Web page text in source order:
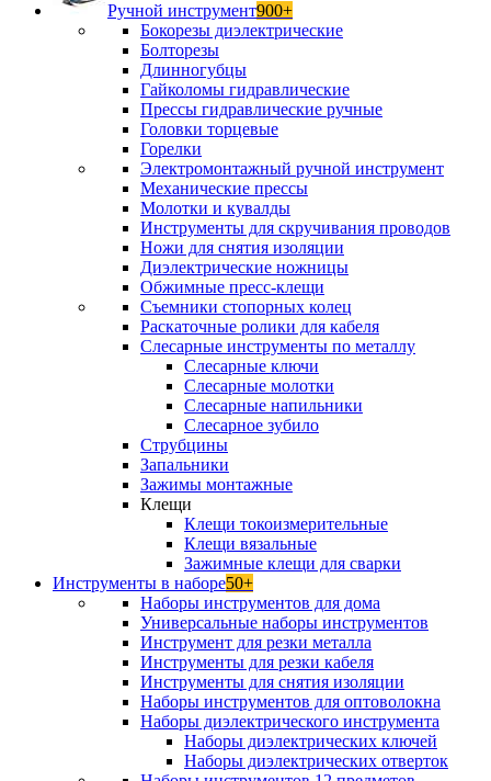
Ручной инструмент900+
Бокорезы диэлектрические
Болторезы
Длинногубцы
Гайколомы гидравлические
Прессы гидравлические ручные
Головки торцевые
Горелки
Электромонтажный ручной инструмент
Механические прессы
Молотки и кувалды
Инструменты для скручивания проводов
Ножи для снятия изоляции
Диэлектрические ножницы
Обжимные пресс-клещи
Съемники стопорных колец
Раскаточные ролики для кабеля
Слесарные инструменты по металлу
Слесарные ключи
Слесарные молотки
Слесарные напильники
Слесарное зубило
Струбцины
Запальники
Зажимы монтажные
Клещи
Клещи токоизмерительные
Клещи вязальные
Зажимные клещи для сварки
Инструменты в наборе50+
Наборы инструментов для дома
Универсальные наборы инструментов
Инструмент для резки металла
Инструменты для резки кабеля
Инструменты для снятия изоляции
Наборы инструментов для оптоволокна
Наборы диэлектрического инструмента
Наборы диэлектрических ключей
Наборы диэлектрических отверток